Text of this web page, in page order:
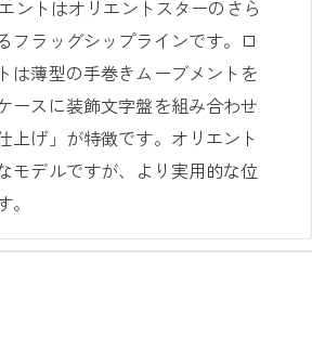
ントはオリエントスターのさら
フラッグシップラインです。ロ
は薄型の手巻きムーブメントを
ースに装飾文字盤を組み合わせ
上げ」が特徴です。オリエント
モデルですが、より実用的な位